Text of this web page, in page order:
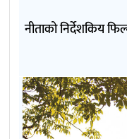
नीताको निर्देशकिय